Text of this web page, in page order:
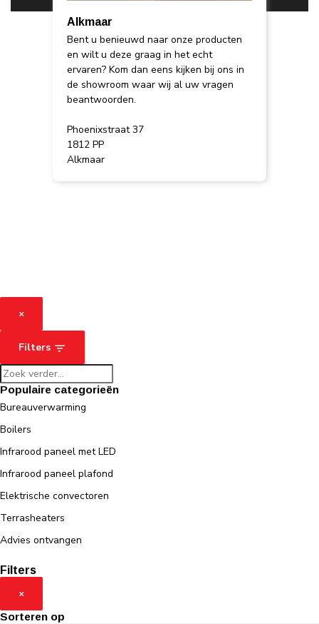
Alkmaar
Bent u benieuwd naar onze producten
en wilt u deze graag in het echt
ervaren? Kom dan eens kijken bij ons in
de showroom waar wij al uw vragen
beantwoorden.
Phoenixstraat 37
1812 PP
Alkmaar
×
Filters
Populaire categorieën
Bureauverwarming
Boilers
Infrarood paneel met LED
Infrarood paneel plafond
Elektrische convectoren
Terrasheaters
Advies ontvangen
Filters
×
Sorteren op